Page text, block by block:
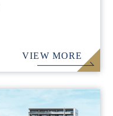
VIEW MORE